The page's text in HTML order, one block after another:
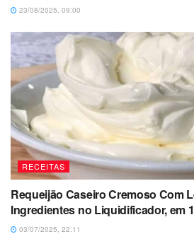
23/08/2025, 09:00
RECEITAS
Requeijão Caseiro Cremoso Com
Ingredientes no Liquidificador, em
03/07/2025, 22:11